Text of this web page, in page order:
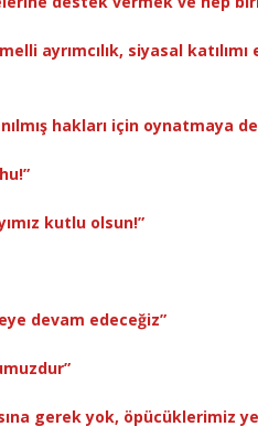
ayrımcılık, siyasal
hakları için oynatmaya
kutlu olsun!”
devam edeceğiz”
gerek yok, öpücüklerimiz